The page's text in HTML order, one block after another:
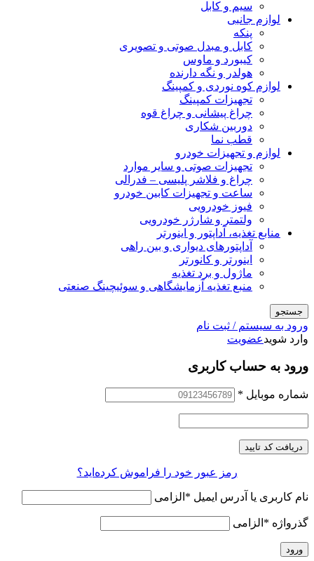
سیم و کابل
لوازم جانبی
پنکه
کابل و مبدل صوتی و تصویری
کیبورد و ماوس
هولدر و نگه دارنده
لوازم کوه نوردی و کمپینگ
تجهیزات کمپینگ
چراغ پیشانی و چراغ قوه
دوربین شکاری
قطب نما
لوازم و تجهیزات خودرو
تجهیزات صوتی و سایر موارد
چراغ و فلاشر پلیسی – فدرالی
ساعت و تجهیزات کابین خودرو
فیوز خودرویی
ولتمتر و شارژر خودرویی
منابع تغذیه، آداپتور و اینورتر
آداپتورهای دیواری و بین راهی
اینورتر و کانورتر
ماژول و برد تغذیه
منبع تغذیه آزمایشگاهی و سوئیچینگ صنعتی
جستجو
ورود به سیستم / ثبت نام
وارد شویدعضویت
ورود به حساب کاربری
شماره موبایل *
دریافت کد تایید
رمز عبور خود را فراموش کرده‌اید؟
نام کاربری یا آدرس ایمیل * الزامی
گذرواژه * الزامی
ورود